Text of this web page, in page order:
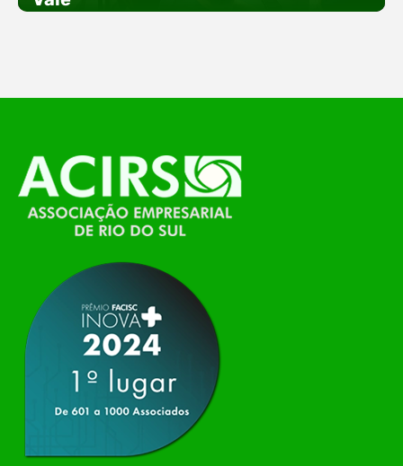
empreendedorismo. Durante os três dias de
O Polo ACATE-ACIRS, por meio do NIAVI – Núcleo
de Tecnologia da Informação do Alto Vale do
Itajaí, realizou, no dia 21 de julho, o evento
Conexão Tech NIAVI, reunindo empresas de
tecnologia da região para uma noite de
apresentação de novas iniciativas para o setor. O
encontro aconteceu em Rio…